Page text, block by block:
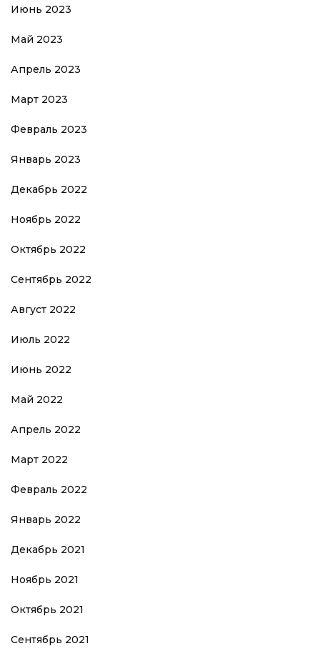
Июнь 2023
Май 2023
Апрель 2023
Март 2023
Февраль 2023
Январь 2023
Декабрь 2022
Ноябрь 2022
Октябрь 2022
Сентябрь 2022
Август 2022
Июль 2022
Июнь 2022
Май 2022
Апрель 2022
Март 2022
Февраль 2022
Январь 2022
Декабрь 2021
Ноябрь 2021
Октябрь 2021
Сентябрь 2021